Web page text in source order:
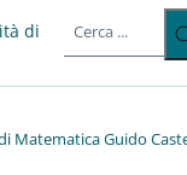
di
Matematica Guido